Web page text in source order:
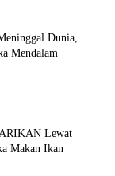
Dunia,
Mendalam
Makan Ikan